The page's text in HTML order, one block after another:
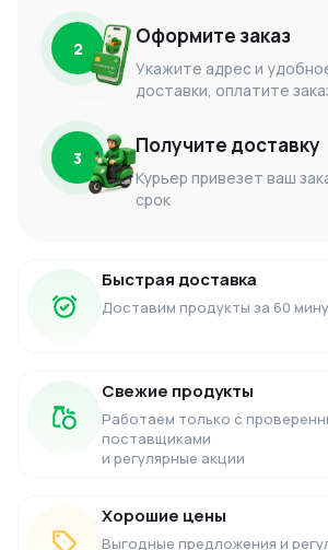
2 Оформите заказ
Укажите адрес и
доставки, оплатите
3 Получите доставку
Курьер привезет ваш
срок
Быстрая доставка
Доставим продукты за 60
Свежие продукты
Работаем только с
поставщиками
и регулярные акции
Хорошие цены
Выгодные предложения и